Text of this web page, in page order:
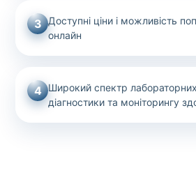
3 Доступні ціни і можливість
онлайн
4 Широкий спектр
діагностики та моніторингу